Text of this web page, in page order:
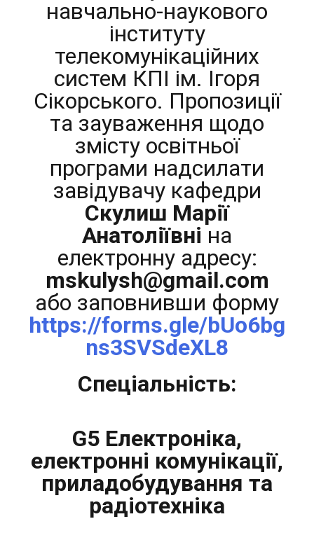
навчально-наукового
інституту
телекомунікаційних
систем КПІ ім. Ігоря
Сікорського. Пропозиції
та зауваження щодо
змісту освітньої
програми надсилати
завідувачу кафедри
Скулиш Марії
Анатоліївні на
електронну адресу:
mskulysh@gmail.com
або заповнивши форму
https://forms.gle/bUo6bg
ns3SVSdeXL8
Спеціальність:
G5 Електроніка,
електронні комунікації,
приладобудування та
радіотехніка